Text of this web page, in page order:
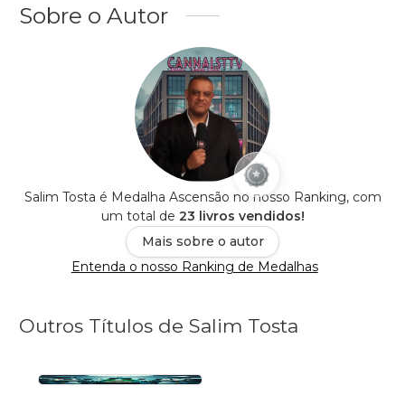
Sobre o Autor
Salim Tosta é Medalha Ascensão no nosso Ranking, com
um total de 23 livros vendidos!
Mais sobre o autor
Entenda o nosso Ranking de Medalhas
Outros Títulos de Salim Tosta